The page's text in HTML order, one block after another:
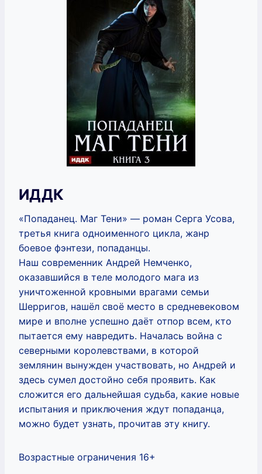
ИДДК
«Попаданец. Маг Тени» — роман Серга Усова,
третья книга одноименного цикла, жанр
боевое фэнтези, попаданцы.
Наш современник Андрей Немченко,
оказавшийся в теле молодого мага из
уничтоженной кровными врагами семьи
Шерригов, нашёл своё место в средневековом
мире и вполне успешно даёт отпор всем, кто
пытается ему навредить. Началась война с
северными королевствами, в которой
землянин вынужден участвовать, но Андрей и
здесь сумел достойно себя проявить. Как
сложится его дальнейшая судьба, какие новые
испытания и приключения ждут попаданца,
можно будет узнать, прочитав эту книгу.
Возрастные ограничения 16+